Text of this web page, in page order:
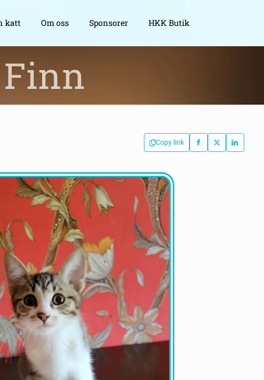
katt Om oss Sponsorer HKK Butik
Finn
Copy link